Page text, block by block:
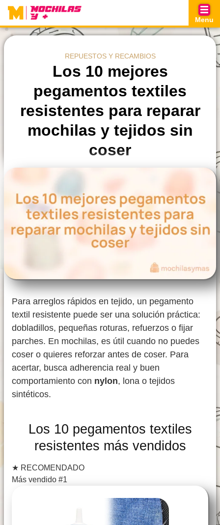
Skip
content
Menu
REPUESTOS Y RECAMBIOS
Los 10 mejores
pegamentos textiles
resistentes para reparar
mochilas y tejidos sin
coser
Para arreglos rápidos en tejido, un pegamento
textil resistente puede ser una solución práctica:
dobladillos, pequeñas roturas, refuerzos o fijar
parches. En mochilas, es útil cuando no puedes
coser o quieres reforzar antes de coser. Para
acertar, busca adherencia real y buen
comportamiento con nylon, lona o tejidos
sintéticos.
Los 10 pegamentos textiles
resistentes más vendidos
★ RECOMENDADO
Más vendido #1